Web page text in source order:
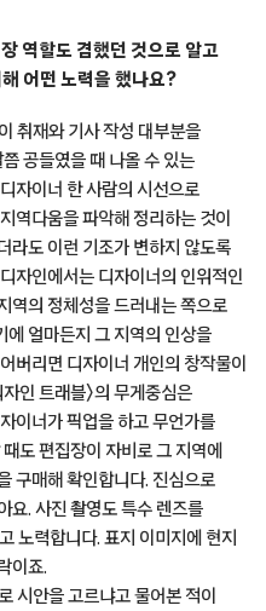
역할도 겸했던 것으로 알고
어떤 노력을 했나요?
취재와 기사 작성 대부분을
공들였을 때 나올 수 있는
자이너 한 사람의 시선으로
역다움을 파악해 정리하는 것이
도 이런 기조가 변하지 않도록